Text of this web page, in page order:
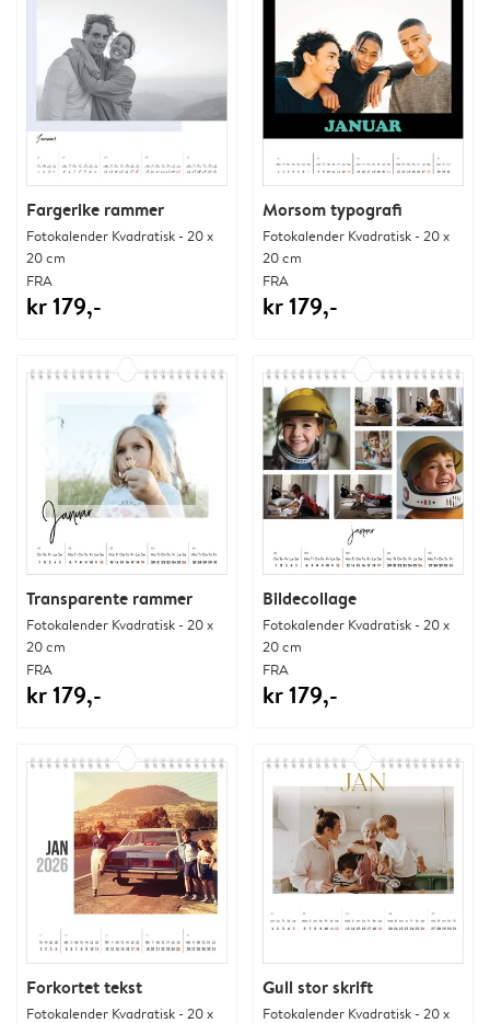
Fargerike rammer
Fotokalender Kvadratisk - 20 x
20 cm
FRA
kr 179,-
Morsom typografi
Fotokalender Kvadratisk - 20 x
20 cm
FRA
kr 179,-
Transparente rammer
Fotokalender Kvadratisk - 20 x
20 cm
FRA
kr 179,-
Bildecollage
Fotokalender Kvadratisk - 20 x
20 cm
FRA
kr 179,-
Forkortet tekst
Fotokalender Kvadratisk - 20 x
Gull stor skrift
Fotokalender Kvadratisk - 20 x